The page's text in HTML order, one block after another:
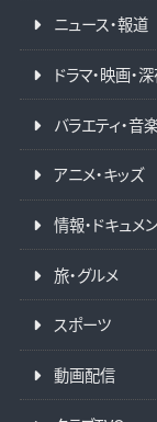
ニュース・報道
ドラマ・映画・
バラエティ・音
アニメ・キッズ
情報・ドキュメ
旅・グルメ
スポーツ
動画配信